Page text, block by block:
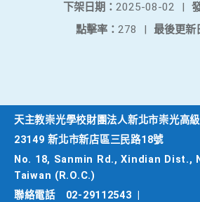
下架日期： 2025-08-02
|
最後更新
點擊率： 278 |
天主教崇光學校財團法人新北市崇光高
23149 新北市新店區三民路18號
No. 18, Sanmin Rd., Xindian Dist.,
Taiwan (R.O.C.)
聯絡電話
02-29112543